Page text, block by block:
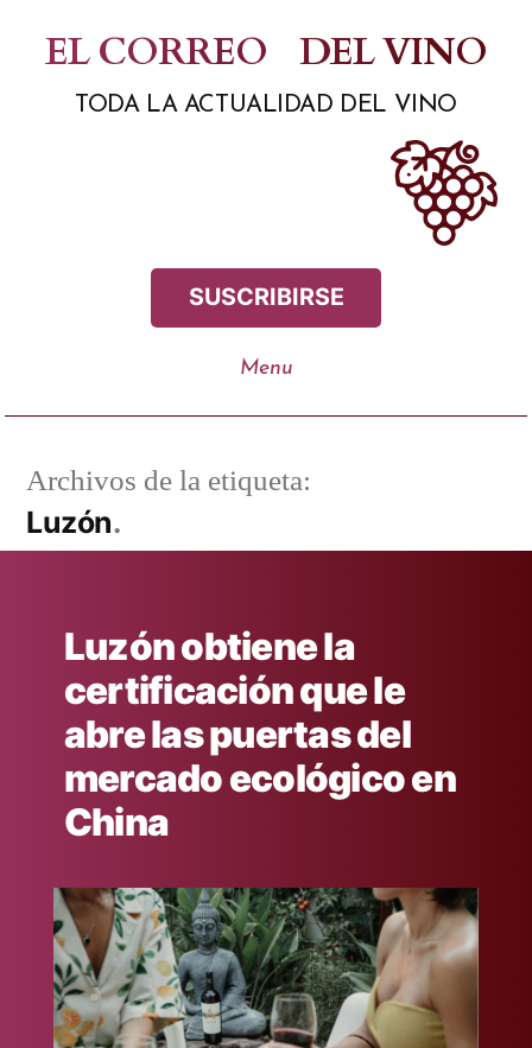
contenido
EL CORREO DEL VINO
TODA LA ACTUALIDAD DEL VINO
SUSCRIBIRSE
Archivos de la etiqueta:
Luzón
Luzón obtiene la
certificación que le
abre las puertas del
mercado ecológico en
China